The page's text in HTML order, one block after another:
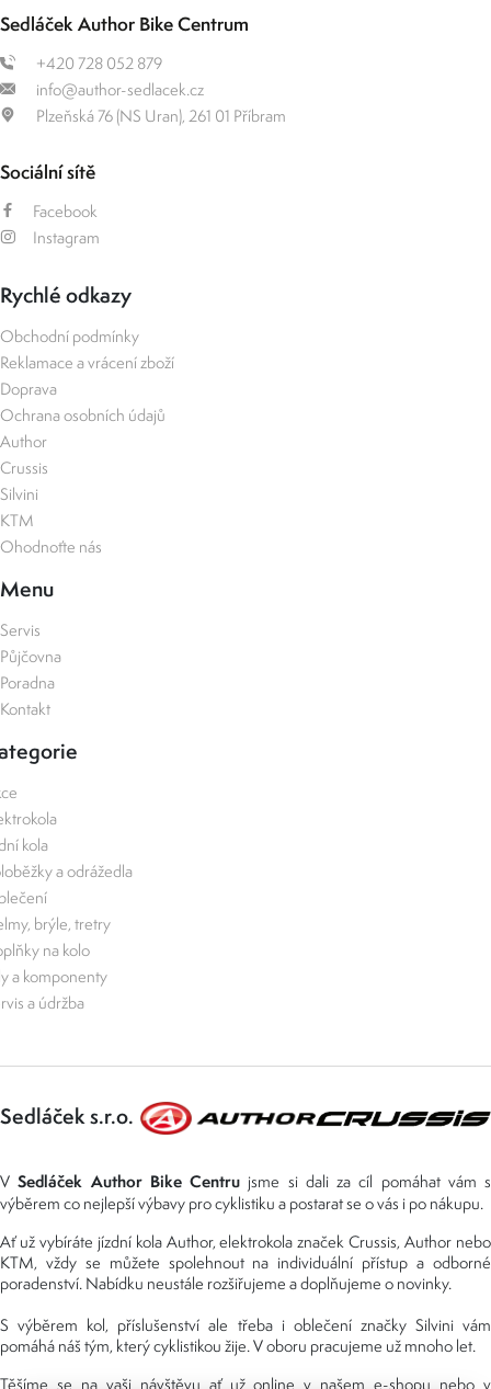
Sedláček Author Bike Centrum
+420 728 052 879
info@author-sedlacek.cz
Plzeňská 76 (NS Uran), 261 01 Příbram
Sociální sítě
Facebook
Instagram
Rychlé odkazy
Obchodní podmínky
Reklamace a vrácení zboží
Doprava
Ochrana osobních údajů
Author
Crussis
Silvini
KTM
Ohodnoťte nás
Menu
Servis
Půjčovna
Poradna
Kontakt
kola
a odrážedla
brýle, tretry
na kolo
a komponenty
a údržba
Sedláček s.r.o.
VSedláček Author Bike Centru jsme si dali za cíl pomáhat vám s
výběrem co nejlepší výbavy pro cyklistiku a postarat se o vás i po nákupu.
Ať už vybíráte jízdní kola Author, elektrokola značek Crussis, Author nebo
KTM, vždy se můžete spolehnout na individuální přístup a odborné
poradenství. Nabídku neustále rozšiřujeme a doplňujeme o novinky.
S výběrem kol, příslušenství ale třeba i oblečení značky Silvini vám
pomáhá náš tým, který cyklistikou žije. V oboru pracujeme už mnoho let.
Těšíme se na vaši návštěvu ať už online v našem e-shopu nebo v